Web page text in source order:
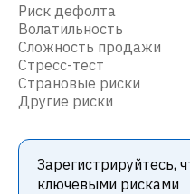
Риск дефолта
Волатильность
Сложность продажи
Стресс-тест
Страновые риски
Другие риски
Зарегистрируйтесь,
ключевыми рисками